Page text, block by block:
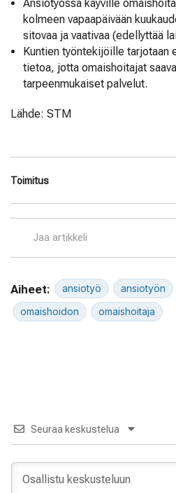
Ansiotyössä käyville
kolmeen vapaapäivään
sitovaa ja vaativaa (edellyttää
Kuntien työntekijöille tarjotaan
tietoa, jotta omaishoitajat
tarpeenmukaiset palvelut.
Lähde: STM
Toimitus
Jaa artikkeli
Aiheet: ansiotyö ansiotyön
omaishoidon
omaishoitaja
Seuraa keskustelua